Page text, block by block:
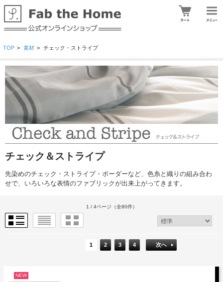
TOP > 素材 > チェック・ストライプ
チェック＆ストライプ
先染めのチェック・ストライプ・ボーダーなど、色糸と織りの組み合わ
せで、いろいろな表情のファブリックが出来上がってきます。
1 / 4ページ （全80件）
1 2 3 4 次へ
NEW